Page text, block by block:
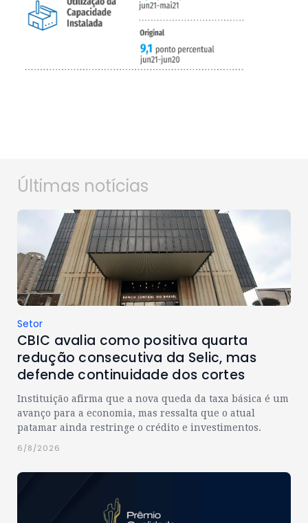
Últimas notícias
Setor
CBIC avalia como positiva quarta
redução consecutiva da Selic, mas
defende continuidade dos cortes
Instituição afirma que a nova queda da taxa básica é um
avanço para a economia, mas ressalta que o atual
patamar ainda restringe o crédito e investimentos.
6/8/2026